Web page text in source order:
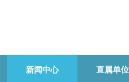
新闻中心 直属单位